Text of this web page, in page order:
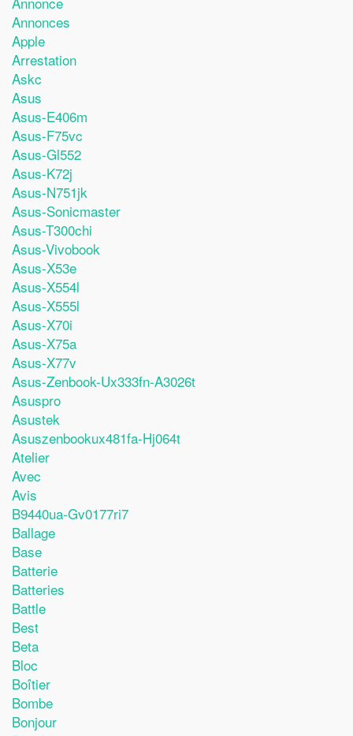
Annonces
Apple
Arrestation
Askc
Asus
Asus-E406m
Asus-F75vc
Asus-Gl552
Asus-K72j
Asus-N751jk
Asus-Sonicmaster
Asus-T300chi
Asus-Vivobook
Asus-X53e
Asus-X554l
Asus-X555l
Asus-X70i
Asus-X75a
Asus-X77v
Asus-Zenbook-Ux333fn-A3026t
Asuspro
Asustek
Asuszenbookux481fa-Hj064t
Atelier
Avec
Avis
B9440ua-Gv0177ri7
Ballage
Base
Batterie
Batteries
Battle
Best
Beta
Bloc
Boîtier
Bombe
Bonjour